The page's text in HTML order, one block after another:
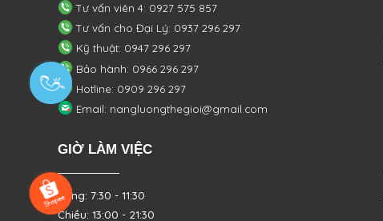
Tư vấn viên 4: 0927 575 857
Tư vấn cho Đại Lý: 0937 296 297
Kỹ thuật: 0947 296 297
Bảo hành: 0966 296 297
Hotline: 0909 296 297
Email: nangluongthegioi@gmail.com
GIỜ LÀM VIỆC
Sáng: 7:30 - 11:30
Chiều: 13:00 - 21:30